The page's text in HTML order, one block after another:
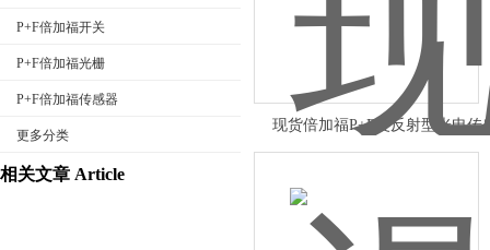
P+F倍加福开关
P+F倍加福光栅
P+F倍加福传感器
更多分类
相关文章 Article
现货倍加福P+F漫反射型光电传